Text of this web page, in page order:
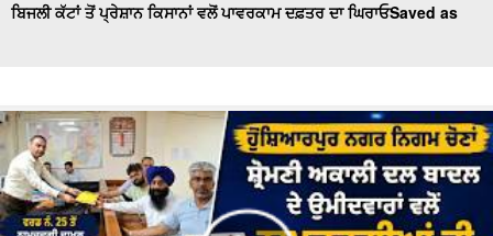
ਬਿਜਲੀ ਕੱਟਾਂ ਤੋਂ ਪ੍ਰੇਸ਼ਾਨ ਕਿਸਾਨਾਂ ਵਲੋਂ ਪਾਵਰਕਾਮ ਦਫ਼ਤਰ ਦਾ ਘਿਰਾਓSaved as